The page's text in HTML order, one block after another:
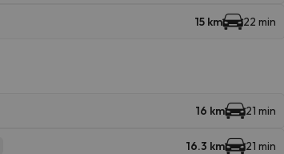
15 km 22 min
16 km 21 min
16.3 km 21 min